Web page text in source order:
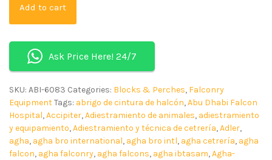
Add to cart
Ask Price Here! 24/7
SKU: ABI-6083 Categories: Blocks & Perches, Falconry
EquipmentTags: abrigo de cintura de halcón,Abu Dhabi Falcon
Hospital,Accipiter,Adiestramiento de animales, adiestramiento
y equipamiento,Adiestramiento y técnica de cetrería,Adler,
agha, agha bro international, agha bro intl, agha cetrería, agha
falcon, agha falconry, agha falcons, agha ibtasam,Agha-